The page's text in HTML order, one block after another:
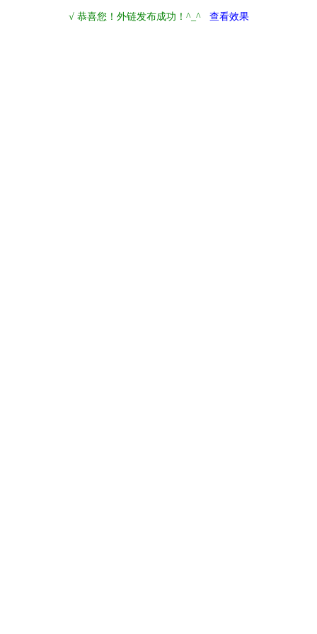
√ 恭喜您！外链发布成功！^_^ 查看效果